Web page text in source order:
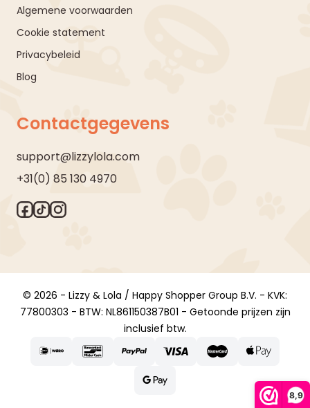
8,9
Algemene voorwaarden
Cookie statement
Privacybeleid
Blog
Contactgegevens
support@lizzylola.com
+31(0) 85 130 4970
© 2026 - Lizzy & Lola / Happy Shopper Group B.V. - KVK:
77800303 - BTW: NL861150387B01 - Getoonde prijzen zijn
inclusief btw.